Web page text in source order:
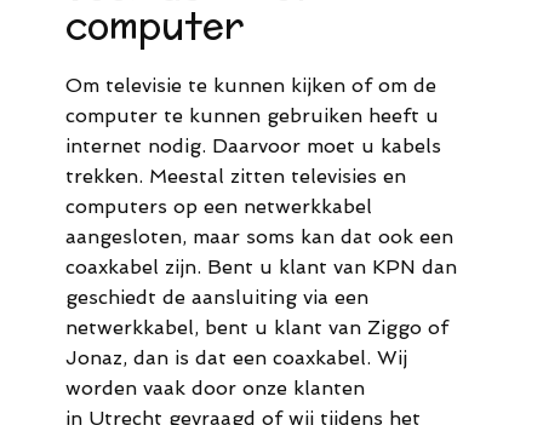
computer
Om televisie te kunnen kijken of om de
computer te kunnen gebruiken heeft u
internet nodig. Daarvoor moet u kabels
trekken. Meestal zitten televisies en
computers op een netwerkkabel
aangesloten, maar soms kan dat ook een
coaxkabel zijn. Bent u klant van KPN dan
geschiedt de aansluiting via een
netwerkkabel, bent u klant van Ziggo of
Jonaz, dan is dat een coaxkabel. Wij
worden vaak door onze klanten
in Utrecht gevraagd of wij tijdens het